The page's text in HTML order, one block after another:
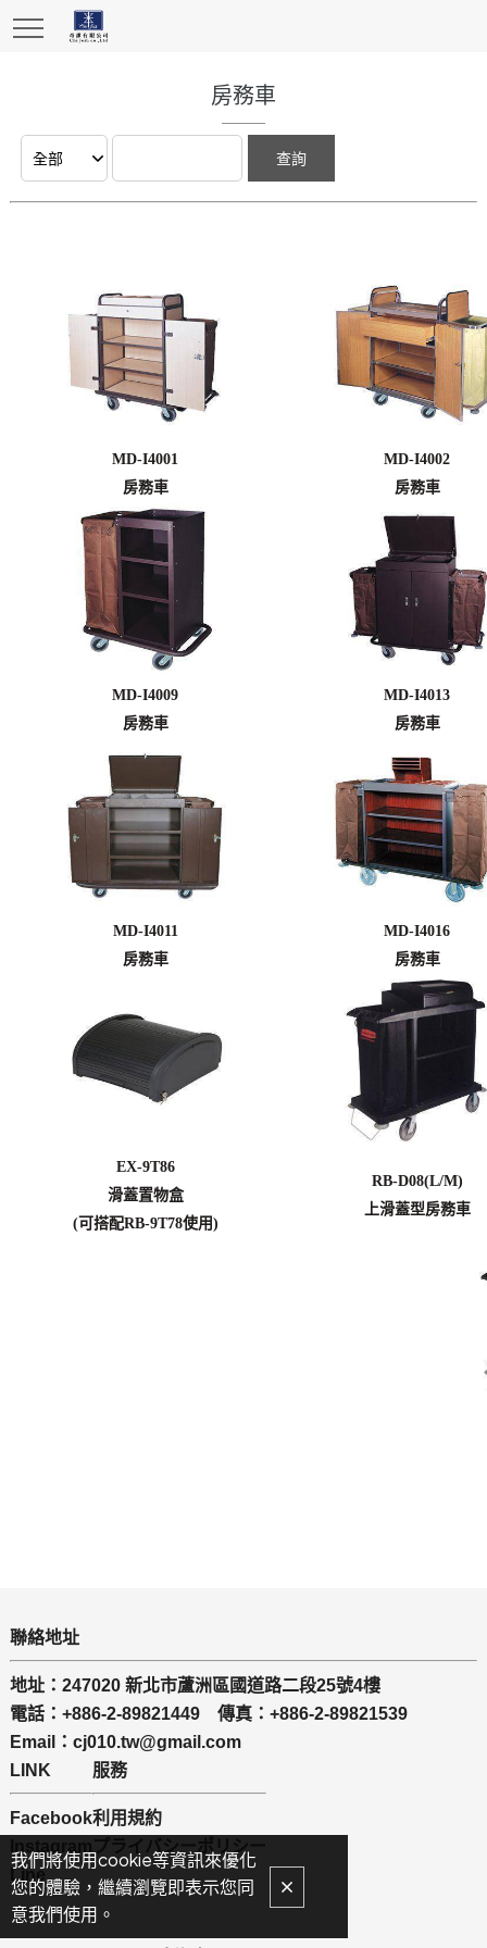
房務車
MD-I4001
房務車
MD-I4002
房務車
MD-I4009
房務車
MD-I4013
房務車
MD-I4011
房務車
MD-I4016
房務車
EX-9T86
滑蓋置物盒
(可搭配RB-9T78使用)
RB-D08(L/M)
上滑蓋型房務車
聯絡地址
地址：247020 新北市蘆洲區國道路二段25號4樓
電話：+886-2-89821449 傳真：+886-2-89821539
Email：cj010.tw@gmail.com
LINK
Facebook
Line
服務
利用規約
プライバシーポリシー
我們將使用cookie等資訊來優化
您的體驗，繼續瀏覽即表示您同
意我們使用。